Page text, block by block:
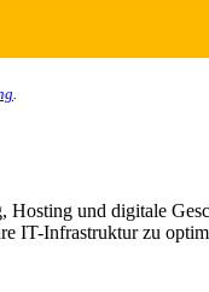
und digitale
IT-Infrastruktur zu